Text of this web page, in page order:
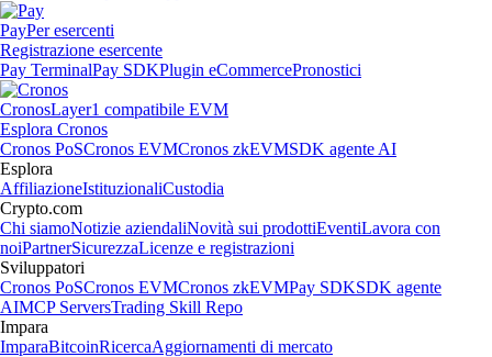
PayPer esercenti
Registrazione esercente
Pay TerminalPay SDKPlugin eCommercePronostici
CronosLayer1 compatibile EVM
Esplora Cronos
Cronos PoSCronos EVMCronos zkEVMSDK agente AI
Esplora
AffiliazioneIstituzionaliCustodia
Crypto.com
Chi siamoNotizie aziendaliNovità sui prodottiEventiLavora con
noiPartnerSicurezzaLicenze e registrazioni
Sviluppatori
Cronos PoSCronos EVMCronos zkEVMPay SDKSDK agente
AIMCP ServersTrading Skill Repo
Impara
ImparaBitcoinRicercaAggiornamenti di mercato